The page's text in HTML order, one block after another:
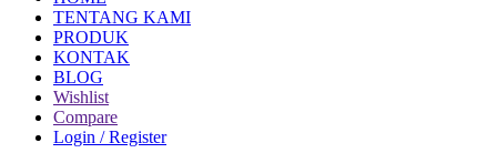
TENTANG KAMI
PRODUK
KONTAK
BLOG
Wishlist
Compare
Login / Register